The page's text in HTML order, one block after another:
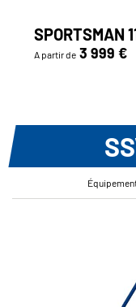
SPORTSMAN
A partir de 3 999 €